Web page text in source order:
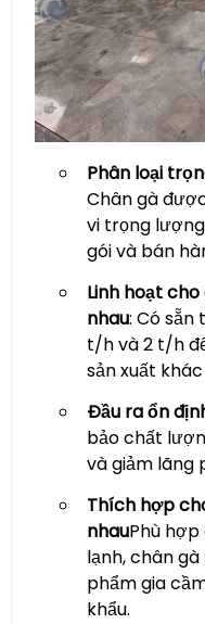
Phân loại
Chân gà
vi trọng
gói và bán
Linh hoạt
nhau: Có sẵn
t/h và 2 t/h
sản xuất
Đầu ra ổn
bảo chất
và giảm lãng
Thích hợp
nhauPhù
lạnh, chân
phẩm gia
khẩu.